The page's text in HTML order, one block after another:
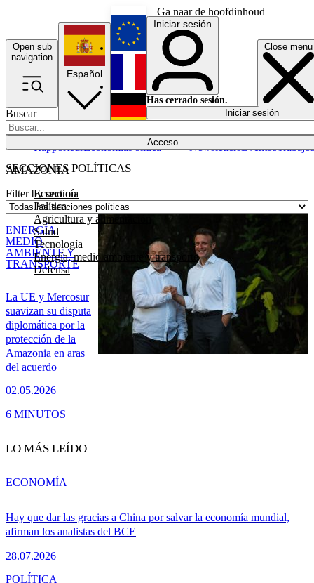
Ga naar de hoofdinhoud
Open sub
navigation
Close menu
Buscar
Acceso
SECCIONES POLÍTICAS
Economía
Política
Agricultura y alimentación
Salud
Tecnología
Energía, medio ambiente y transporte
Defensa
RapporteurEconomíaPolítica NewslettersEventosTrabajos
Español
English
Français
Iniciar sesión
Has cerrado sesión.
Iniciar sesión
AMAZONIA
Filter by section
La UE y Mercosur
suavizan su disputa
diplomática por la
protección de la
Amazonia en aras
del acuerdo
02.05.2026
ENERGÍA,
MEDIO
AMBIENTE Y
TRANSPORTE
6 MINUTOS
LO MÁS LEÍDO
Hay que dar las gracias a China por salvar la economía mundial,
afirman los analistas del BCE
28.07.2026
ECONOMÍA
POLÍTICA